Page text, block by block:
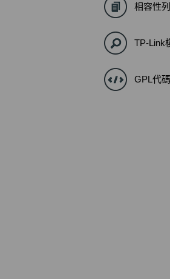
相容性
TP-Link
GPL代